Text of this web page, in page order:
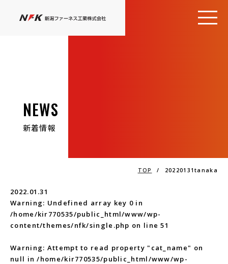
NEWS
新着情報
TOP / 20220131tanaka
2022.01.31
Warning: Undefined array key 0 in
/home/kir770535/public_html/www/wp-
content/themes/nfk/single.php on line51
Warning: Attempt to read property "cat_name" on
null in/home/kir770535/public_html/www/wp-